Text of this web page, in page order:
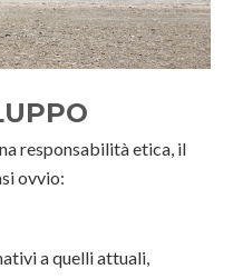
responsabilità etica, il
ovvio:
a quelli attuali,